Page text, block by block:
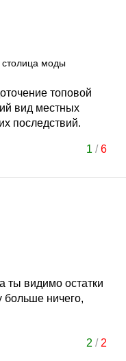
столица моды
топовой
вид местных
последствий.
1 /6
а ты видимо остатки
больше ничего,
2 / 2